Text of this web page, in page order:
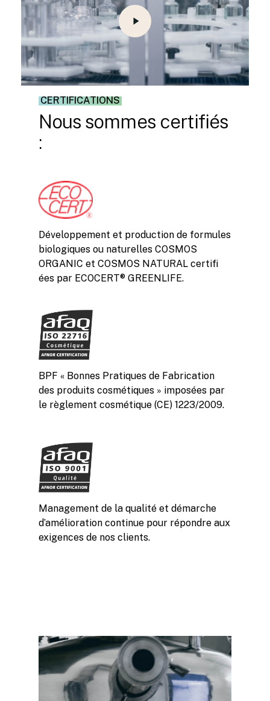
CERTIFICATIONS
Nous sommes certifiés
:
Développement et production de formules
biologiques ou naturelles COSMOS
ORGANIC et COSMOS NATURAL certifi
ées par ECOCERT® GREENLIFE.
BPF « Bonnes Pratiques de Fabrication
des produits cosmétiques » imposées par
le règlement cosmétique (CE) 1223/2009.
Management de la qualité et démarche
d’amélioration continue pour répondre aux
exigences de nos clients.